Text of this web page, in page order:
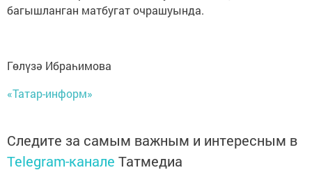
багышланган матбугат очрашуында.
Гөлүзә Ибраһимова
«Татар-информ»
Следите за самым важным и интересным в
Telegram-канале Татмедиа